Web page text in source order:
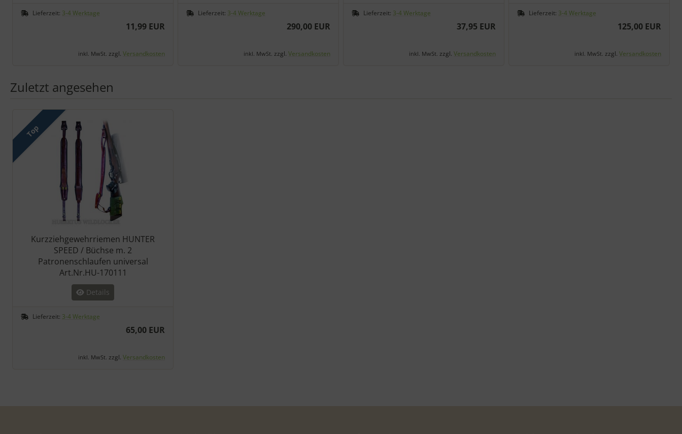
Lieferzeit: 3-4 Werktage
11,99 EUR
inkl. MwSt. zzgl. Versandkosten
Lieferzeit: 3-4 Werktage
290,00 EUR
inkl. MwSt. zzgl. Versandkosten
Lieferzeit: 3-4 Werktage
37,95 EUR
inkl. MwSt. zzgl. Versandkosten
Lieferzeit: 3-4 Werktage
125,00 EUR
inkl. MwSt. zzgl. Versandkosten
Zuletzt angesehen
Es folgt ein Produktslider - navigieren Sie mit der Tab-Taste zu den einzelnen Artikeln.
Top
Kurzziehgewehrriemen HUNTER
SPEED / Büchse m. 2
Patronenschlaufen universal
Art.Nr.HU-170111
Details
Lieferzeit: 3-4 Werktage
65,00 EUR
inkl. MwSt. zzgl. Versandkosten